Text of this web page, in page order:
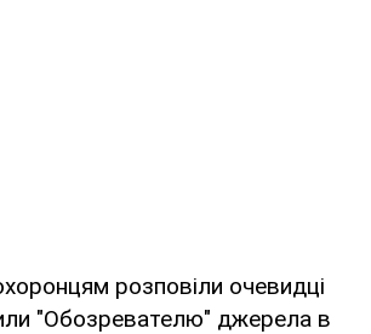
розповіли очевидці
"Обозревателю" джерела в